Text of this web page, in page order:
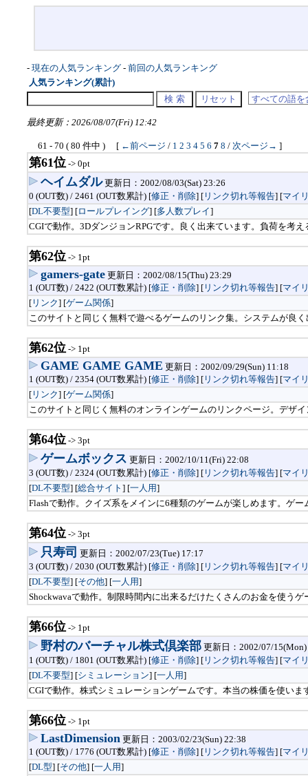
-現在の人気ランキング -前回の人気ランキング
人気ランキング(累計)
最終更新：2026/08/07(Fri) 12:42
61 - 70 ( 80 件中 ) [ ←前ページ / 1 2 3 4 5 6 7 8 /次ページ→ ]
第61位 -> 0pt
ヘイムダル 更新日：2002/08/03(Sat) 23:26
0 (OUT数) / 2461 (OUT数累計) [修正・削除] [ リンク切れ等報告] [マイ
[DL不要型] [ロールプレイング] [多人数プレイ]
CGIで動作。3DダンジョンRPGです。良く出来ています。負荷を考
第62位 -> 1pt
gamers-gate 更新日：2002/08/15(Thu) 23:29
1 (OUT数) / 2422 (OUT数累計) [修正・削除] [ リンク切れ等報告] [マイ
[ リンク] [ゲーム関係]
このサイトと同じく無料で遊べるゲームのリンク集。システムが良
第62位 -> 1pt
GAME GAME GAME 更新日：2002/09/29(Sun) 11:18
1 (OUT数) / 2354 (OUT数累計) [修正・削除] [ リンク切れ等報告] [マイ
[ リンク] [ゲーム関係]
このサイトと同じく無料のオンラインゲームのリンクページ。デザ
第64位 -> 3pt
ゲームボックス 更新日：2002/10/11(Fri) 22:08
3 (OUT数) / 2324 (OUT数累計) [修正・削除] [ リンク切れ等報告] [マイ
[DL不要型] [総合サイト] [一人用]
Flashで動作。クイズ系をメインに6種類のゲームが楽しめます。ゲ
第64位 -> 3pt
只寿司 更新日：2002/07/23(Tue) 17:17
3 (OUT数) / 2030 (OUT数累計) [修正・削除] [ リンク切れ等報告] [マイ
[DL不要型] [その他] [一人用]
Shockwavaで動作。制限時間内に出来るだけたくさんのお金を使う
第66位 -> 1pt
野村のバーチャル株式倶楽部 更新日：2002/07/
1 (OUT数) / 1801 (OUT数累計) [修正・削除] [ リンク切れ等報告] [マイ
[DL不要型] [シミュレーション] [一人用]
CGIで動作。株式シミュレーションゲームです。本当の株価を使いま
第66位 -> 1pt
LastDimension 更新日：2003/02/23(Sun) 22:38
1 (OUT数) / 1776 (OUT数累計) [修正・削除] [ リンク切れ等報告] [マイ
[DL型] [その他] [一人用]